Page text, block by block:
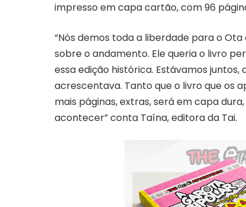
impresso em capa cartão, com 96
“Nós demos toda a liberdade para o
sobre o andamento. Ele queria o livro
essa edição histórica. Estávamos
acrescentava. Tanto que o livro que os
mais páginas, extras, será em capa
acontecer” conta Taína, editora da Tai.